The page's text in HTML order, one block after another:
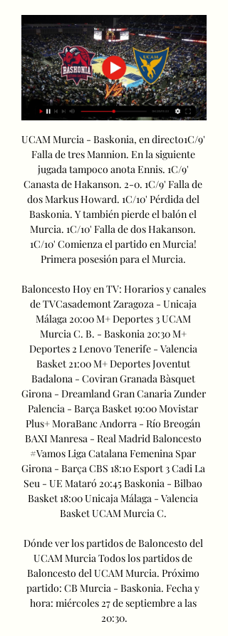
UCAM Murcia - Baskonia, en directo1C/9'
Falla de tres Mannion. En la siguiente
jugada tampoco anota Ennis. 1C/9'
Canasta de Hakanson. 2-0. 1C/9' Falla de
dos Markus Howard. 1C/10' Pérdida del
Baskonia. Y también pierde el balón el
Murcia. 1C/10' Falla de dos Hakanson.
1C/10' Comienza el partido en Murcia!
Primera posesión para el Murcia.
Baloncesto Hoy en TV: Horarios y canales
de TVCasademont Zaragoza - Unicaja
Málaga 20:00 M+ Deportes 3 UCAM
Murcia C. B. - Baskonia 20:30 M+
Deportes 2 Lenovo Tenerife - Valencia
Basket 21:00 M+ Deportes Joventut
Badalona - Coviran Granada Bàsquet
Girona - Dreamland Gran Canaria Zunder
Palencia - Barça Basket 19:00 Movistar
Plus+ MoraBanc Andorra - Río Breogán
BAXI Manresa - Real Madrid Baloncesto
#Vamos Liga Catalana Femenina Spar
Girona - Barça CBS 18:10 Esport 3 Cadi La
Seu - UE Mataró 20:45 Baskonia - Bilbao
Basket 18:00 Unicaja Málaga - Valencia
Basket UCAM Murcia C.
Dónde ver los partidos de Baloncesto del
UCAM Murcia Todos los partidos de
Baloncesto del UCAM Murcia. Próximo
partido: CB Murcia - Baskonia. Fecha y
hora: miércoles 27 de septiembre a las
20:30.